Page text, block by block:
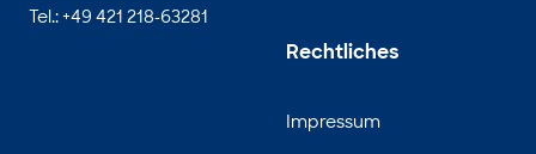
Tel.: +49 421 218-63281
Rechtliches
Impressum